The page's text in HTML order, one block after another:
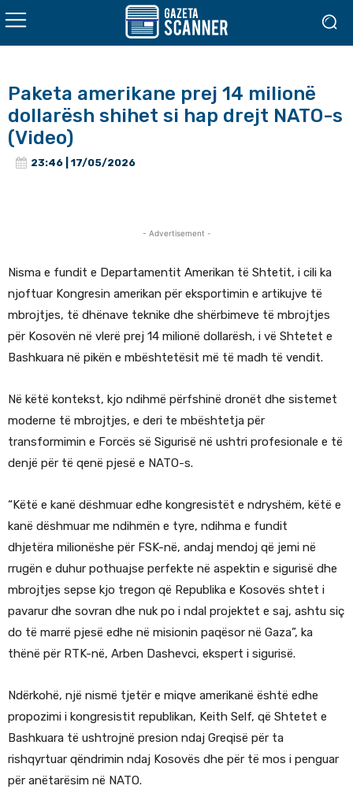
Paketa amerikane prej 14 milionë
dollarësh shihet si hap drejt NATO-s
(Video)
23:46 | 17/05/2026
- Advertisement -
Nisma e fundit e Departamentit Amerikan të Shtetit, i cili ka
njoftuar Kongresin amerikan për eksportimin e artikujve të
mbrojtjes, të dhënave teknike dhe shërbimeve të mbrojtjes
për Kosovën në vlerë prej 14 milionë dollarësh, i vë Shtetet e
Bashkuara në pikën e mbështetësit më të madh të vendit.
Në këtë kontekst, kjo ndihmë përfshinë dronët dhe sistemet
moderne të mbrojtjes, e deri te mbështetja për
transformimin e Forcës së Sigurisë në ushtri profesionale e të
denjë për të qenë pjesë e NATO-s.
“Këtë e kanë dëshmuar edhe kongresistët e ndryshëm, këtë e
kanë dëshmuar me ndihmën e tyre, ndihma e fundit
dhjetëra milionëshe për FSK-në, andaj mendoj që jemi në
rrugën e duhur pothuajse perfekte në aspektin e sigurisë dhe
mbrojtjes sepse kjo tregon që Republika e Kosovës shtet i
pavarur dhe sovran dhe nuk po i ndal projektet e saj, ashtu siç
do të marrë pjesë edhe në misionin paqësor në Gaza”, ka
thënë për RTK-në, Arben Dashevci, ekspert i sigurisë.
Ndërkohë, një nismë tjetër e miqve amerikanë është edhe
propozimi i kongresistit republikan, Keith Self, që Shtetet e
Bashkuara të ushtrojnë presion ndaj Greqisë për ta
rishqyrtuar qëndrimin ndaj Kosovës dhe për të mos i penguar
për anëtarësim në NATO.